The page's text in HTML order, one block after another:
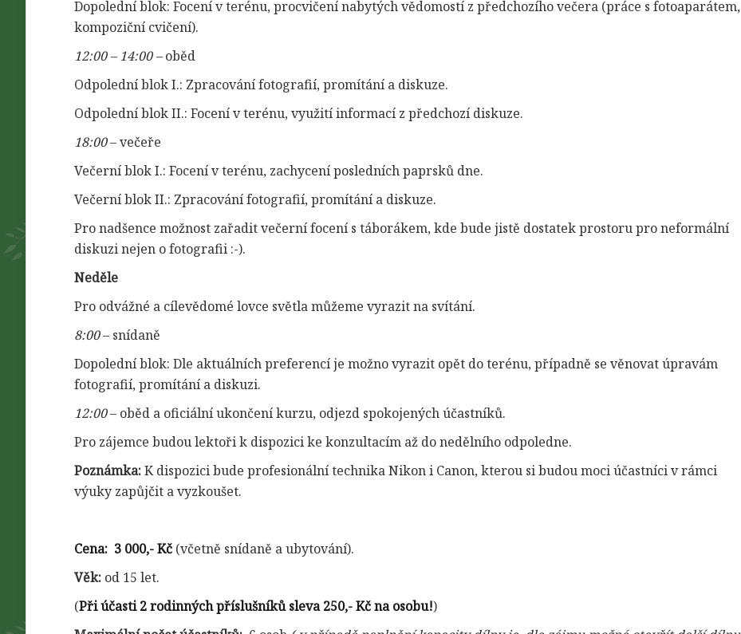
Dopolední blok: Focení v terénu, procvičení nabytých vědomostí z předchozího večera (práce s fotoaparátem,
kompoziční cvičení).
12:00 – 14:00 –oběd
Odpolední blok I.: Zpracování fotografií, promítání a diskuze.
Odpolední blok II.: Focení v terénu, využití informací z předchozí diskuze.
18:00– večeře
Večerní blok I.: Focení v terénu, zachycení posledních paprsků dne.
Večerní blok II.: Zpracování fotografií, promítání a diskuze.
Pro nadšence možnost zařadit večerní focení s táborákem, kde bude jistě dostatek prostoru pro neformální
diskuzi nejen o fotografii :-).
Neděle
Pro odvážné a cílevědomé lovce světla můžeme vyrazit na svítání.
8:00– snídaně
Dopolední blok: Dle aktuálních preferencí je možno vyrazit opět do terénu, případně se věnovat úpravám
fotografií, promítání a diskuzi.
12:00– oběd a oficiální ukončení kurzu, odjezd spokojených účastníků.
Pro zájemce budou lektoři k dispozici ke konzultacím až do nedělního odpoledne.
Poznámka:K dispozici bude profesionální technika Nikon i Canon, kterou si budou moci účastníci v rámci
výuky zapůjčit a vyzkoušet.
Cena: 3 000,- Kč (včetně snídaně a ubytování).
Věk: od 15 let.
(Při účasti 2 rodinných příslušníků sleva 250,- Kč na osobu!)